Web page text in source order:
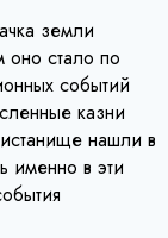
земли
оно стало по
событий
казни
нашли в
именно в эти